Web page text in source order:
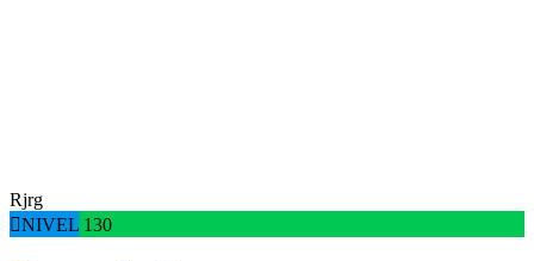
Rjrg
NIVEL 130